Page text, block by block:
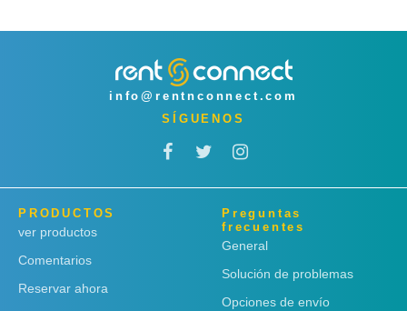
info@rentnconnect.com
SÍGUENOS
PRODUCTOS
ver productos
Comentarios
Reservar ahora
Preguntas
frecuentes
General
Solución de problemas
Opciones de envío